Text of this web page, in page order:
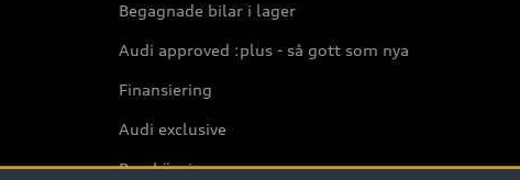
Begagnade bilar i lager
Audi approved :plus - så gott som nya
Finansiering
Audi exclusive
Provkörning